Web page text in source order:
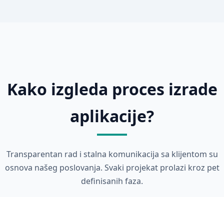
Kako izgleda proces izrade
aplikacije?
Transparentan rad i stalna komunikacija sa klijentom su
osnova našeg poslovanja. Svaki projekat prolazi kroz pet
definisanih faza.